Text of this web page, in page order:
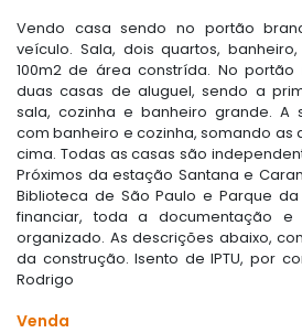
Vendo casa sendo no portão
veículo. Sala, dois quartos,
100m2 de área constrída. No
duas casas de aluguel, sendo a
sala, cozinha e banheiro grande. A
com banheiro e cozinha, somando as
cima. Todas as casas são
Próximos da estação Santana e
Biblioteca de São Paulo e Parque
financiar, toda a documentação e
organizado. As descrições abaixo,
da construção. Isento de IPTU, por
Rodrigo
Venda